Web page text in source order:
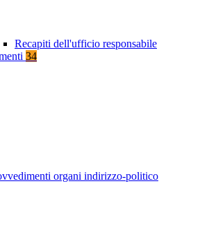
Recapiti dell'ufficio responsabile
34
organi indirizzo-politico